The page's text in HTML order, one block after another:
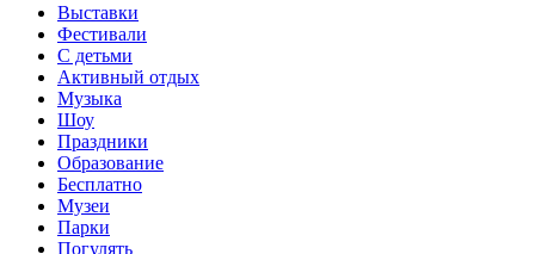
Выставки
Фестивали
С детьми
Активный отдых
Музыка
Шоу
Праздники
Образование
Бесплатно
Музеи
Парки
Погулять